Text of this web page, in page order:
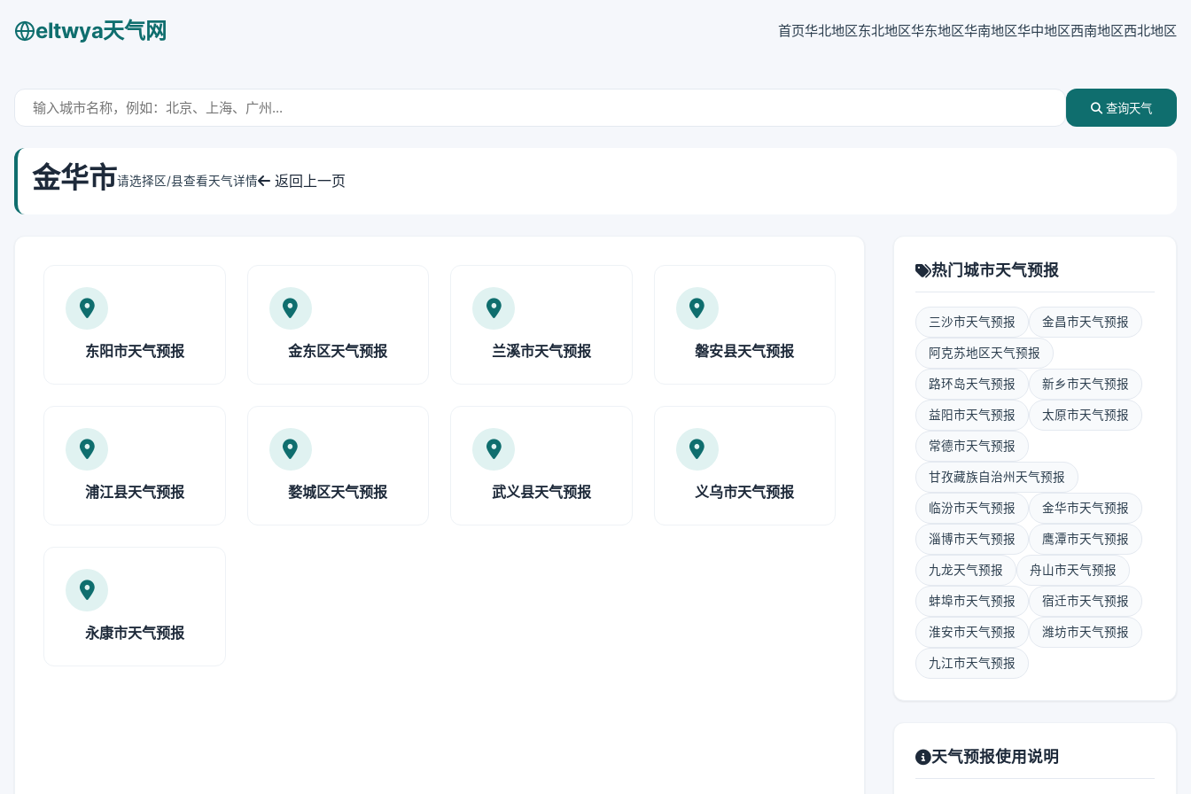
eltwya天气网 首页华北地区东北地区华东地区华南地区华中地区西南地区西北地区
查询天气
金华市请选择区/县查看天气详情 返回上一页
东阳市天气预报 金东区天气预报 兰溪市天气预报 磐安县天气预报
浦江县天气预报 婺城区天气预报 武义县天气预报 义乌市天气预报
永康市天气预报
热门城市天气预报
三沙市天气预报 金昌市天气预报
阿克苏地区天气预报
路环岛天气预报 新乡市天气预报
益阳市天气预报 太原市天气预报
常德市天气预报
甘孜藏族自治州天气预报
临汾市天气预报 金华市天气预报
淄博市天气预报 鹰潭市天气预报
九龙天气预报 舟山市天气预报
蚌埠市天气预报 宿迁市天气预报
淮安市天气预报 潍坊市天气预报
九江市天气预报
天气预报使用说明